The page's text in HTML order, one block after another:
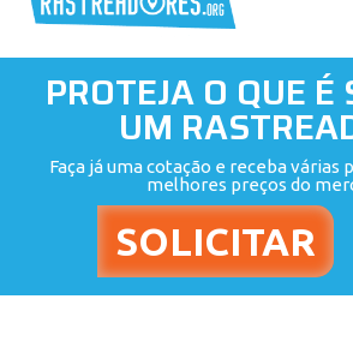
PROTEJA O QUE É
UM
Faça já uma cotação e receba várias
melhores preços do